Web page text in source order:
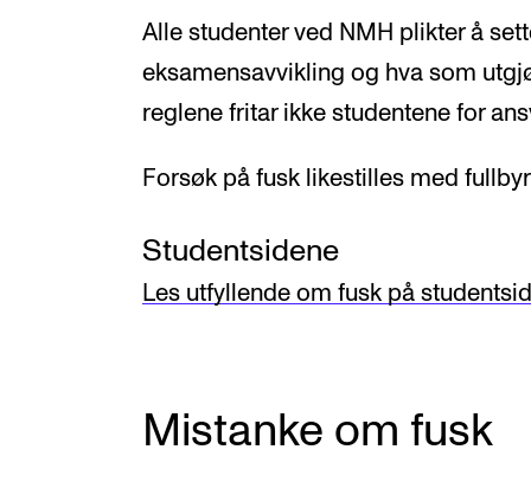
UTVIKLINGSARBEID
Om FoU på NMH
Livet rundt FoU
For ph.d.-programmet i kunstnerisk
For ph.d.-programmet i musikkforskning
Forskningsetikk
Alle studenter ved NMH plikter å
eksamensavvikling og hva som
reglene fritar ikke studentene for
Forsøk på fusk likestilles med
Studentsidene
Les utfyllende om fusk på
Mistanke om fusk